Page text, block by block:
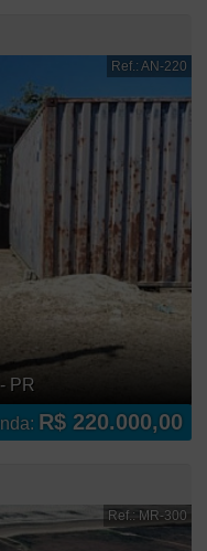
Ref.: AN-220
PR
R$ 220.000,00
Ref.: MR-300